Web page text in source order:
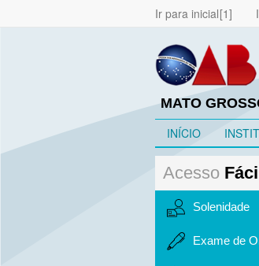
Ir para inicial
MATO
INÍCIO
Acesso Fácil
Solenidade
Exame de